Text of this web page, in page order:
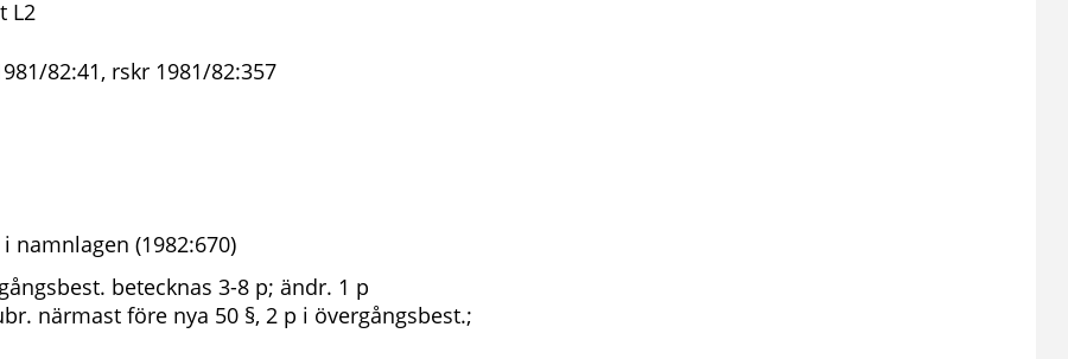
L2
82:41, rskr 1981/82:357
namnlagen (1982:670)
betecknas 3-8 p; ändr. 1 p
närmast före nya 50 §, 2 p i övergångsbest.;